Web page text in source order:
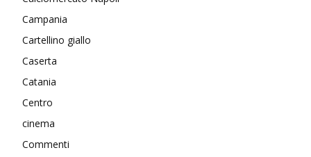
Campania
Cartellino giallo
Caserta
Catania
Centro
cinema
Commenti